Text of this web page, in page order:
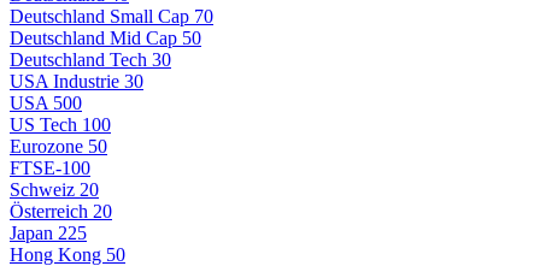
Deutschland Small Cap 70
Deutschland Mid Cap 50
Deutschland Tech 30
USA Industrie 30
USA 500
US Tech 100
Eurozone 50
FTSE-100
Schweiz 20
Österreich 20
Japan 225
Hong Kong 50